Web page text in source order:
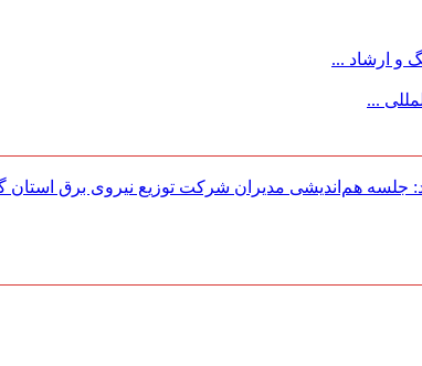
و ارشاد ...
...
هم‌اندیشی مدیران شركت توزیع نیروی برق استان